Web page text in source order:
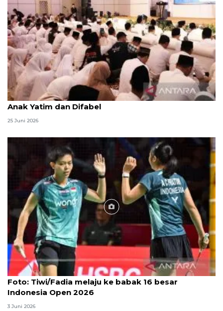
Menag jadikan setiap 10 Muharam sebagai Lebaran
Anak Yatim dan Difabel
25 Juni 2026
Foto
Foto: Tiwi/Fadia melaju ke babak 16 besar
Indonesia Open 2026
3 Juni 2026